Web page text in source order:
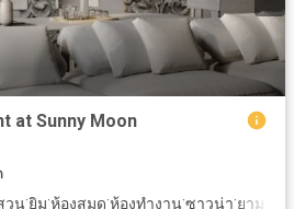
at Sunny Moon
วน·ยิม·ห้องสมุด·ห้องทำงาน·ซาวน่า·ยาม